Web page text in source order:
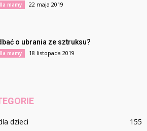
mamy 22 maja 2019
o ubrania ze sztruksu?
mamy 18 listopada 2019
dzieci
155